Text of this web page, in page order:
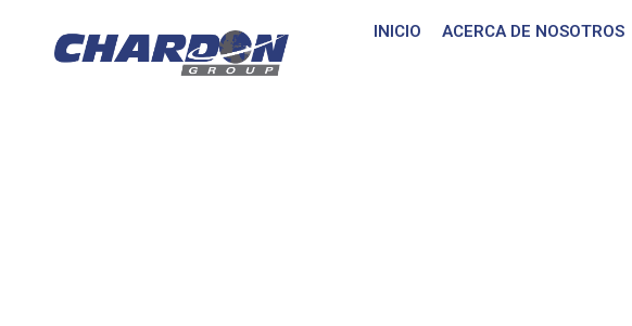
INICIO ACERCA DE NOSOTROS